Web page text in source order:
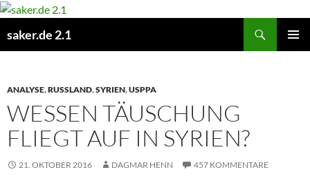
Zum
springen
saker.de 2.1
ANALYSE,RUSSLAND,SYRIEN,USPPA
WESSEN TÄUSCHUNG
FLIEGT AUF IN SYRIEN?
21. OKTOBER 2016 DAGMAR HENN 457 KOMMENTARE